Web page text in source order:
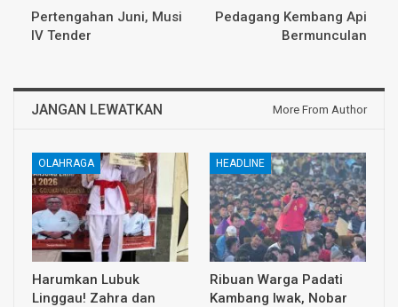
Pertengahan Juni, Musi
IV Tender
Pedagang Kembang Api
Bermunculan
JANGAN LEWATKAN More From Author
OLAHRAGA
Harumkan Lubuk
Linggau! Zahra dan
HEADLINE
Ribuan Warga Padati
Kambang Iwak, Nobar